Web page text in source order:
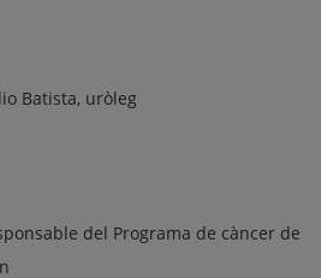
Batista, uròleg
del Programa de càncer de